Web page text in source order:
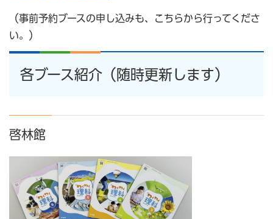
（事前予約ブースの申し込みも、こちらから行ってくださ
い。）
各ブース紹介（随時更新します）
啓林館